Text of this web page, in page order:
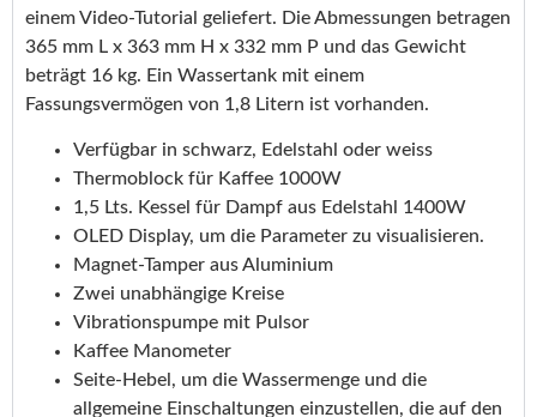
einem Video-Tutorial geliefert. Die Abmessungen betragen
365 mm L x 363 mm H x 332 mm P und das Gewicht
beträgt 16 kg. Ein Wassertank mit einem
Fassungsvermögen von 1,8 Litern ist vorhanden.
Verfügbar in schwarz, Edelstahl oder weiss
Thermoblock für Kaffee 1000W
1,5 Lts. Kessel für Dampf aus Edelstahl 1400W
OLED Display, um die Parameter zu visualisieren.
Magnet-Tamper aus Aluminium
Zwei unabhängige Kreise
Vibrationspumpe mit Pulsor
Kaffee Manometer
Seite-Hebel, um die Wassermenge und die
allgemeine Einschaltungen einzustellen, die auf den